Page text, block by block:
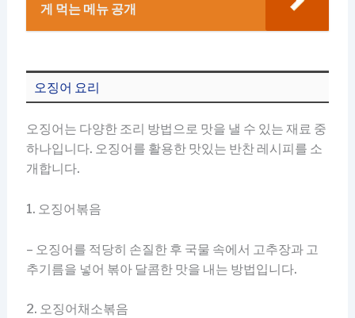
게 먹는 메뉴 공개
오징어 요리
오징어는 다양한 조리 방법으로 맛을 낼 수 있는 재료 중
하나입니다. 오징어를 활용한 맛있는 반찬 레시피를 소
개합니다.
1. 오징어볶음
– 오징어를 적당히 손질한 후 국물 속에서 고추장과 고
추기름을 넣어 볶아 달콤한 맛을 내는 방법입니다.
2. 오징어채소볶음